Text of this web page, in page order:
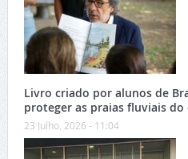
Livro criado por alunos de
proteger as praias fluviais do
23 Julho, 2026 - 11:04